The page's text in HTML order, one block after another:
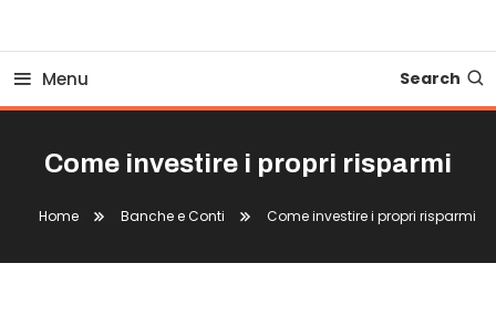
Menu Search
Come investire i propri risparmi
Home Banche e Conti Come investire i propri risparmi